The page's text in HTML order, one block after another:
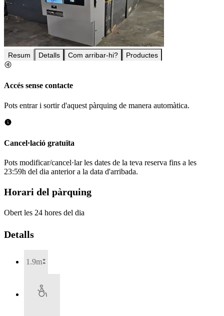
Resum Detalls Com arribar-hi? Productes
Accés sense contacte
Pots entrar i sortir d'aquest pàrquing de manera automàtica.
Cancel·lació gratuïta
Pots modificar/cancel·lar les dates de la teva reserva fins a les
23:59h del dia anterior a la data d'arribada.
Horari del pàrquing
Obert les 24 hores del dia
Detalls
1.9m